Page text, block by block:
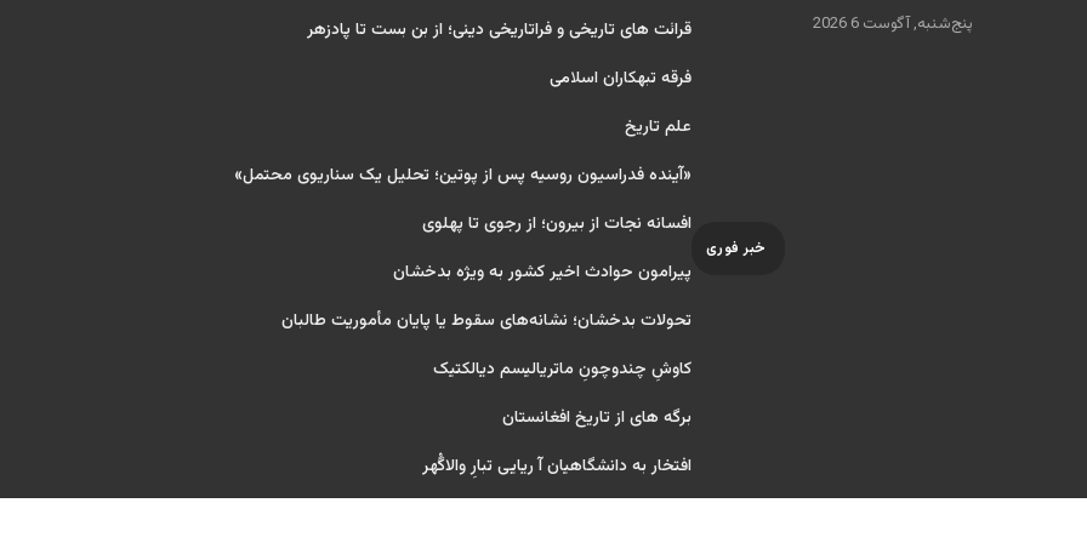
پنج‌شنبه, آگوست 6 2026
خبر فوری
قرائت های تاریخی و فراتاریخی دینی؛ از بن بست تا پادزهر
فرقه تبهکاران اسلامی
علم تاریخ
«آینده فدراسیون روسیه پس از پوتین؛ تحلیل یک سناریوی محتمل»
افسانه نجات از بیرون؛ از رجوی تا پهلوی
پیرامون حوادث اخیر کشور به ویژه بدخشان
تحولات بدخشان؛ نشانه‌های سقوط یا پایان مأموریت طالبان
کاوشِ چندو‌چونِ ماتریالیسم دیالکتیک
برگه های از تاریخ افغانستان
افتخار به دانشگاهیان آ ریایی تبارِ والاگُهر